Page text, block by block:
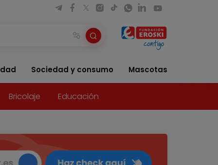
Sociedad y consumo Mascotas
Bricolaje Educación